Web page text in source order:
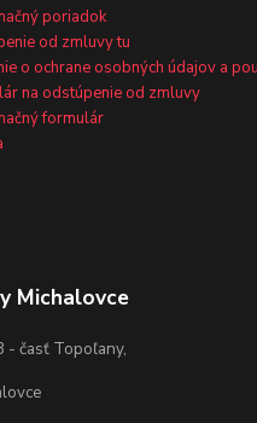
poriadok
od zmluvy tu
o ochrane osobných údajov a
na odstúpenie od zmluvy
formulár
Michalovce
- časť Topoľany,